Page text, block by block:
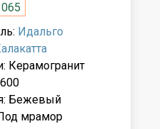
Идальго
Керамогранит
Бежевый
мрамор